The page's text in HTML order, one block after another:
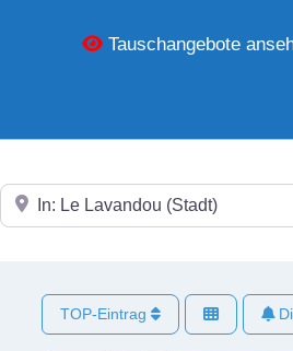
Tauschangebote
In der Nähe
TOP-Eintrag